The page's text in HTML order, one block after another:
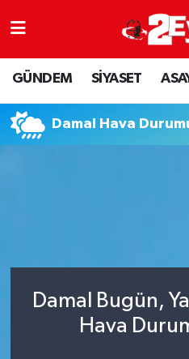
GÜNDEM SİYASET
Damal Hava
Damal Bugün,
Hava
ASAYİŞ
DÜNYA
EKONOMİ
SİYASET
SPOR
Nöbetçi Eczaneler
Hava Durumu
Eskişehir Namaz
Tüm Manşetler
Son Dakika Haberleri